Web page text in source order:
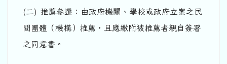
(二) 推薦參選：由政府機關、學校或政府立案之民
間團體（機構）推薦，且應繳附被推薦者親自簽署
之同意書。